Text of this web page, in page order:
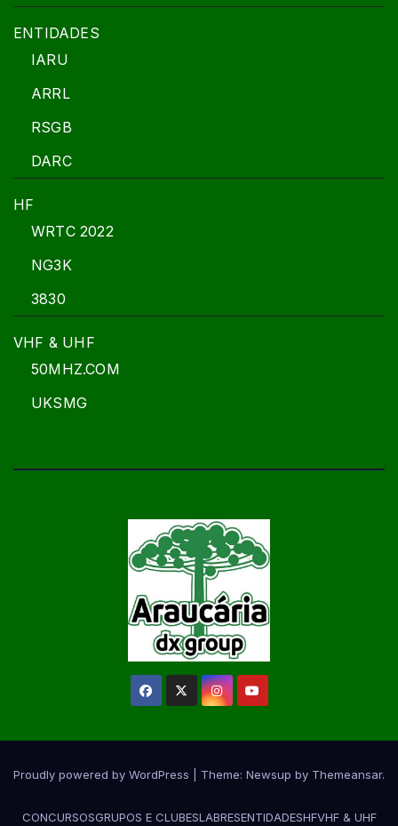
ENTIDADES
IARU
ARRL
RSGB
DARC
HF
WRTC 2022
NG3K
3830
VHF & UHF
50MHZ.COM
UKSMG
Proudly powered by WordPress Theme: Newsup by Themeansar.
CONCURSOSGRUPOS E CLUBESLABRESENTIDADESHFVHF & UHF